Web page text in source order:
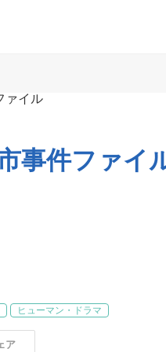
事件ファイ
ヒューマン・ドラマ
ア